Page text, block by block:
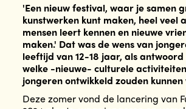
'Een nieuw festival, waar je samen
kunstwerken kunt maken, heel veel
mensen leert kennen en nieuwe
maken.' Dat was de wens van
leeftijd van 12-18 jaar, als
welke -nieuwe- culturele
jongeren ontwikkeld zouden
Deze zomer vond de lancering van